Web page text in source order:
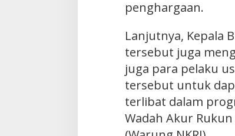
penghargaan.
Lanjutnya, Kepala
tersebut juga
juga para pelaku
tersebut untuk
terlibat dalam
Wadah Akur